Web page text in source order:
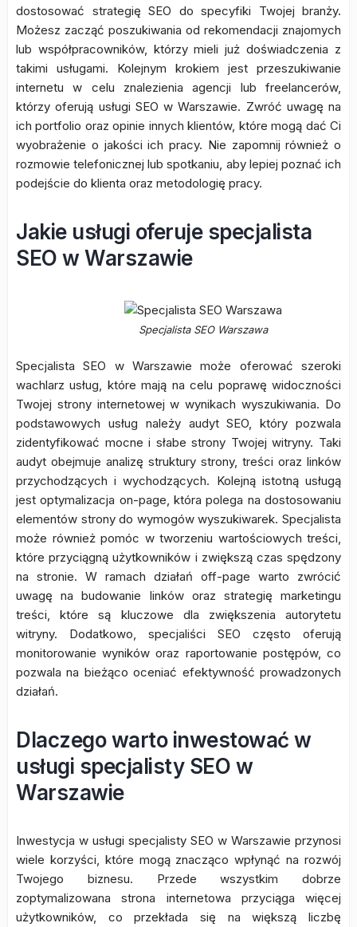
dostosować strategię SEO do specyfiki Twojej branży.
Możesz zacząć poszukiwania od rekomendacji znajomych
lub współpracowników, którzy mieli już doświadczenia z
takimi usługami. Kolejnym krokiem jest przeszukiwanie
internetu w celu znalezienia agencji lub freelancerów,
którzy oferują usługi SEO w Warszawie. Zwróć uwagę na
ich portfolio oraz opinie innych klientów, które mogą dać Ci
wyobrażenie o jakości ich pracy. Nie zapomnij również o
rozmowie telefonicznej lub spotkaniu, aby lepiej poznać ich
podejście do klienta oraz metodologię pracy.
Jakie usługi oferuje specjalista
SEO w Warszawie
Specjalista SEO Warszawa
Specjalista SEO w Warszawie może oferować szeroki
wachlarz usług, które mają na celu poprawę widoczności
Twojej strony internetowej w wynikach wyszukiwania. Do
podstawowych usług należy audyt SEO, który pozwala
zidentyfikować mocne i słabe strony Twojej witryny. Taki
audyt obejmuje analizę struktury strony, treści oraz linków
przychodzących i wychodzących. Kolejną istotną usługą
jest optymalizacja on-page, która polega na dostosowaniu
elementów strony do wymogów wyszukiwarek. Specjalista
może również pomóc w tworzeniu wartościowych treści,
które przyciągną użytkowników i zwiększą czas spędzony
na stronie. W ramach działań off-page warto zwrócić
uwagę na budowanie linków oraz strategię marketingu
treści, które są kluczowe dla zwiększenia autorytetu
witryny. Dodatkowo, specjaliści SEO często oferują
monitorowanie wyników oraz raportowanie postępów, co
pozwala na bieżąco oceniać efektywność prowadzonych
działań.
Dlaczego warto inwestować w
usługi specjalisty SEO w
Warszawie
Inwestycja w usługi specjalisty SEO w Warszawie przynosi
wiele korzyści, które mogą znacząco wpłynąć na rozwój
Twojego biznesu. Przede wszystkim dobrze
zoptymalizowana strona internetowa przyciąga więcej
użytkowników, co przekłada się na większą liczbę